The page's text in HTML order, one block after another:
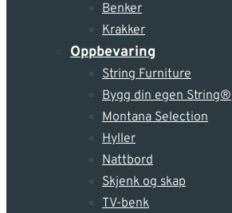
Benker
Krakker
Oppbevaring
String Furniture
Bygg din egen String®
Montana Selection
Hyller
Nattbord
Skjenk og skap
TV-benk